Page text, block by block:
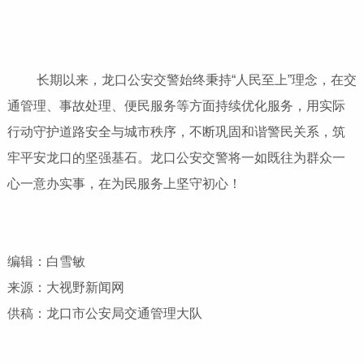
长期以来，龙口公安交警始终秉持“人民至上”理念，在交
通管理、事故处理、便民服务等方面持续优化服务，用实际
行动守护道路安全与城市秩序，不断巩固和谐警民关系，筑
牢平安龙口的坚强基石。龙口公安交警将一如既往为群众一
心一意办实事，在为民服务上坚守初心！
编辑：白雪敏
来源：大视野新闻网
供稿：龙口市公安局交通管理大队